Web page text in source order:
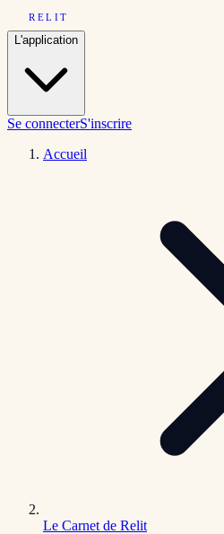
RELIT
L'application
Se connecterS'inscrire
Accueil
Le Carnet de Relit